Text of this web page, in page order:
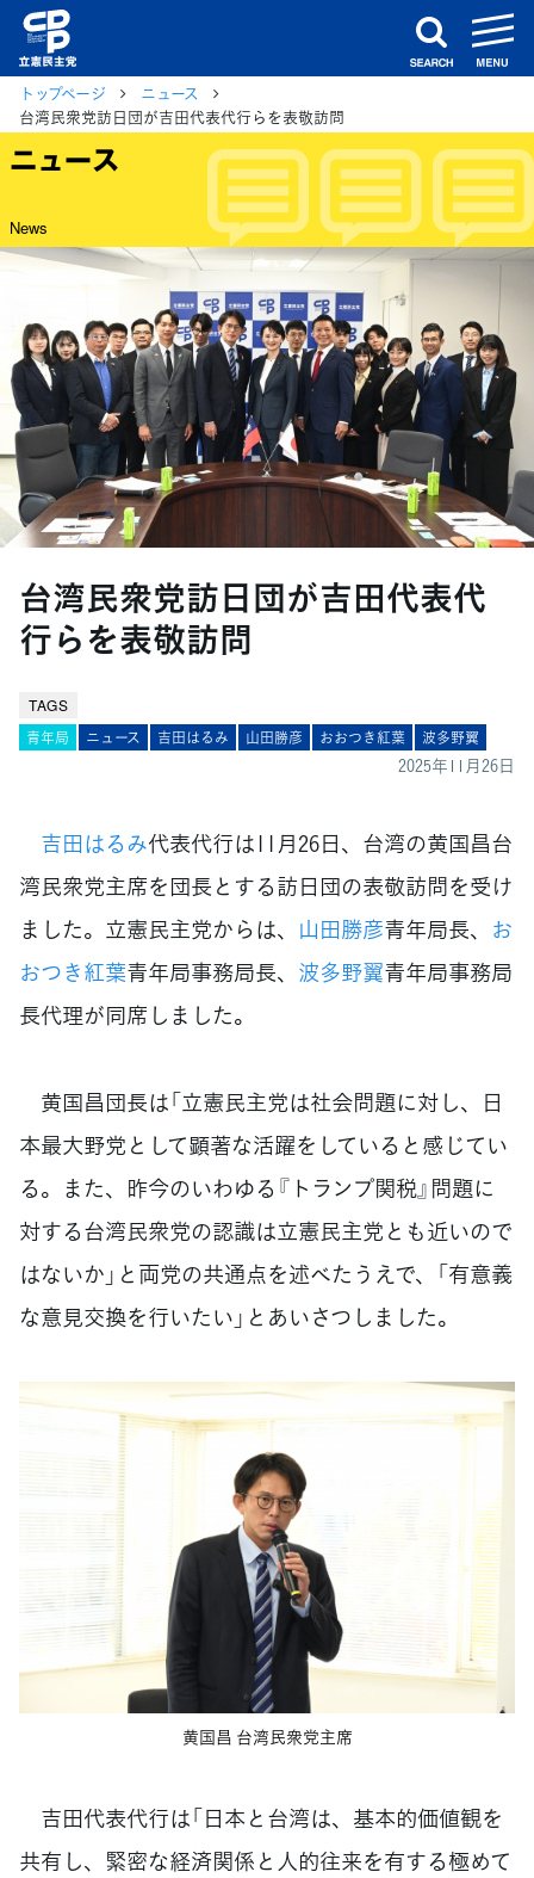
search
トップページ
ニュース
台湾民衆党訪日団が吉田代表代行らを表敬訪問
ニュース
News
台湾民衆党訪日団が吉田代表代
行らを表敬訪問
TAGS
青年局 ニュース 吉田はるみ 山田勝彦 おおつき紅葉 波多野翼
2025年11月26日
吉田はるみ代表代行は11月26日、台湾の黄国昌台
湾民衆党主席を団長とする訪日団の表敬訪問を受け
ました。立憲民主党からは、 山田勝彦青年局長、 お
おつき紅葉青年局事務局長、 波多野翼青年局事務局
長代理が同席しました。
黄国昌団長は「立憲民主党は社会問題に対し、日
本最大野党として顕著な活躍をしていると感じてい
る。また、昨今のいわゆる『トランプ関税』問題に
対する台湾民衆党の認識は立憲民主党とも近いので
はないか」と両党の共通点を述べたうえで、「有意義
な意見交換を行いたい」とあいさつしました。
黄国昌 台湾民衆党主席
吉田代表代行は「日本と台湾は、基本的価値観を
共有し、緊密な経済関係と人的往来を有する極めて